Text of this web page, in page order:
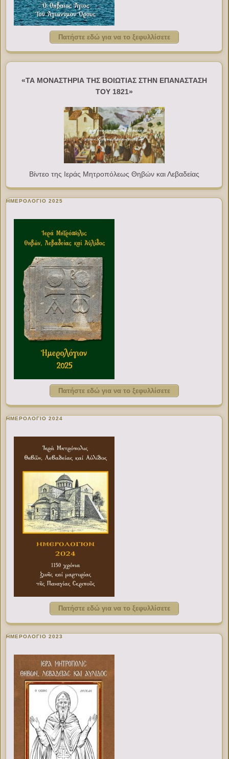
Πατήστε εδώ για να το ξεφυλλίσετε
«ΤΑ ΜΟΝΑΣΤΗΡΙΑ ΤΗΣ ΒΟΙΩΤΙΑΣ ΣΤΗΝ ΕΠΑΝΑΣΤΑΣΗ
ΤΟΥ 1821»
Βίντεο της Ιεράς Μητροπόλεως Θηβών και Λεβαδείας
ΗΜΕΡΟΛΟΓΙΟ 2025
Πατήστε εδώ για να το ξεφυλλίσετε
ΗΜΕΡΟΛΟΓΙΟ 2024
Πατήστε εδώ για να το ξεφυλλίσετε
ΗΜΕΡΟΛΟΓΙΟ 2023